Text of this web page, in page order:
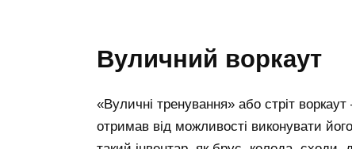
вуличний воркаут
«Вуличні тренування» або стріт
отримав від можливості виконувати